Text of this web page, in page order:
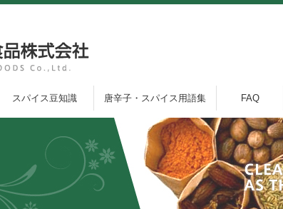
スパイス豆知識 唐辛子・スパイス用語集 FAQ